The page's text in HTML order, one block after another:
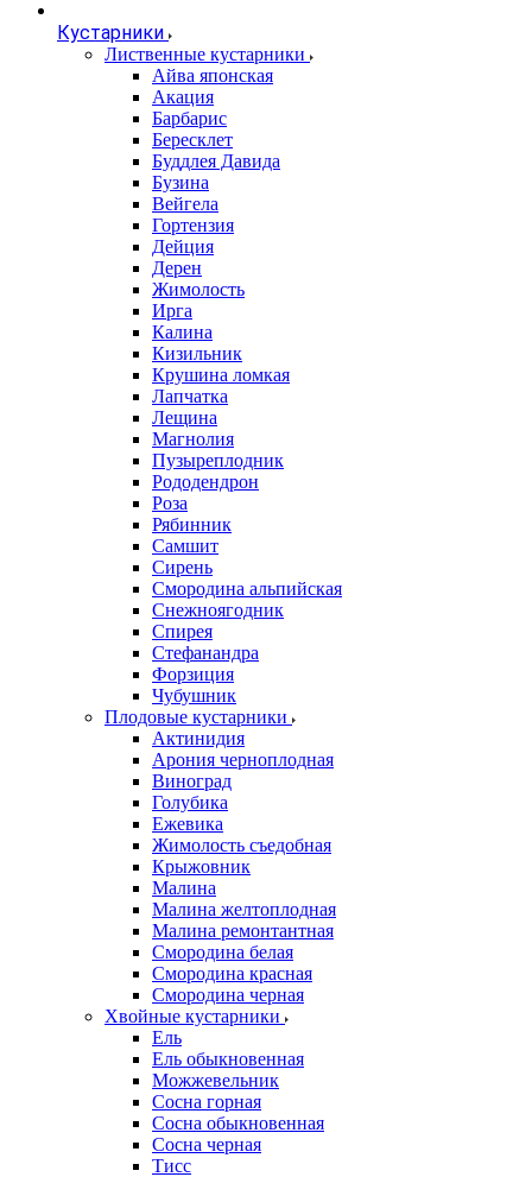
Кустарники
Лиственные кустарники
Айва японская
Акация
Барбарис
Бересклет
Буддлея Давида
Бузина
Вейгела
Гортензия
Дейция
Дерен
Жимолость
Ирга
Калина
Кизильник
Крушина ломкая
Лапчатка
Лещина
Магнолия
Пузыреплодник
Рододендрон
Роза
Рябинник
Самшит
Сирень
Смородина альпийская
Снежноягодник
Спирея
Стефанандра
Форзиция
Чубушник
Плодовые кустарники
Актинидия
Арония черноплодная
Виноград
Голубика
Ежевика
Жимолость съедобная
Крыжовник
Малина
Малина желтоплодная
Малина ремонтантная
Смородина белая
Смородина красная
Смородина черная
Хвойные кустарники
Ель
Ель обыкновенная
Можжевельник
Сосна горная
Сосна обыкновенная
Сосна черная
Тисс